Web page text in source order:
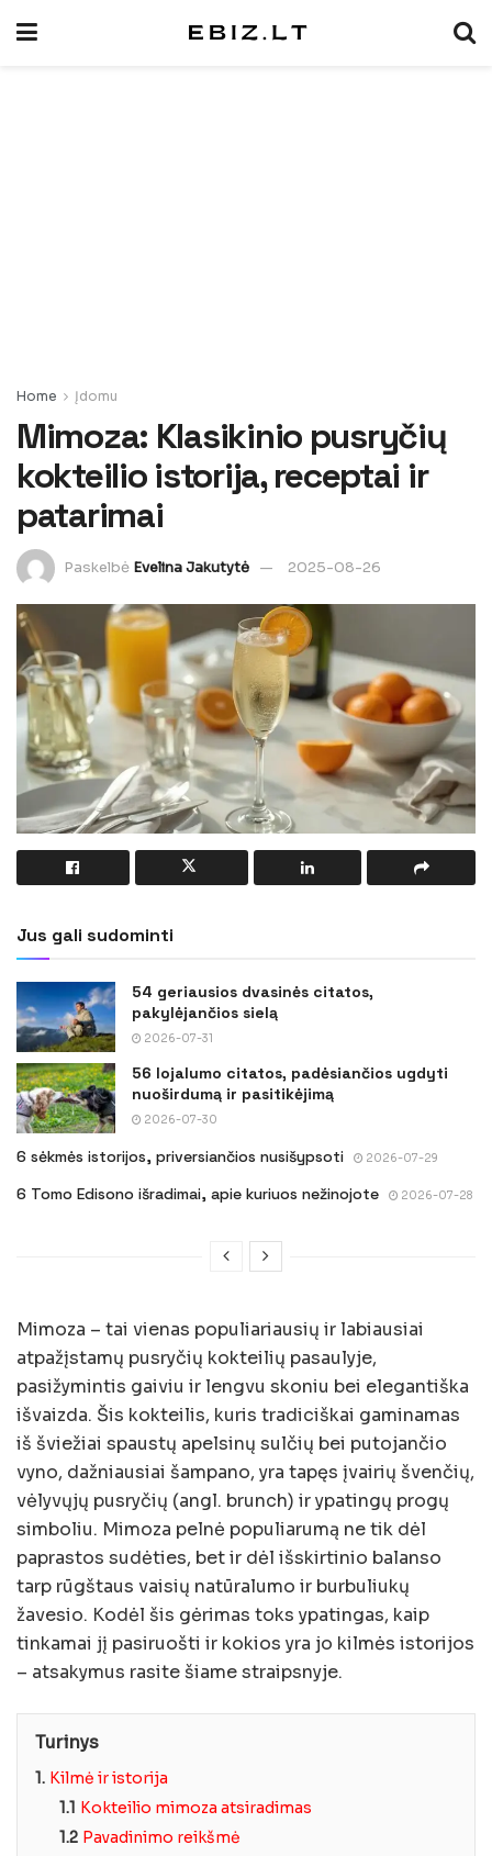
Home Įdomu
Mimoza: Klasikinio pusryčių
kokteilio istorija, receptai ir
patarimai
Paskelbė Evelina Jakutytė 2025-08-26
Jus gali sudominti
54 geriausios dvasinės citatos,
pakylėjančios sielą
2026-07-31
56 lojalumo citatos, padėsiančios ugdyti
nuoširdumą ir pasitikėjimą
2026-07-30
6 sėkmės istorijos, priversiančios nusišypsoti 2026-07-29
6 Tomo Edisono išradimai, apie kuriuos nežinojote 2026-07-28
Mimoza – tai vienas populiariausių ir labiausiai
atpažįstamų pusryčių kokteilių pasaulyje,
pasižymintis gaiviu ir lengvu skoniu bei elegantiška
išvaizda. Šis kokteilis, kuris tradiciškai gaminamas
iš šviežiai spaustų apelsinų sulčių bei putojančio
vyno, dažniausiai šampano, yra tapęs įvairių švenčių,
vėlyvųjų pusryčių (angl. brunch) ir ypatingų progų
simboliu. Mimoza pelnė populiarumą ne tik dėl
paprastos sudėties, bet ir dėl išskirtinio balanso
tarp rūgštaus vaisių natūralumo ir burbuliukų
žavesio. Kodėl šis gėrimas toks ypatingas, kaip
tinkamai jį pasiruošti ir kokios yra jo kilmės istorijos
– atsakymus rasite šiame straipsnyje.
Turinys
1. Kilmė ir istorija
1.1 Kokteilio mimoza atsiradimas
1.2 Pavadinimo reikšmė